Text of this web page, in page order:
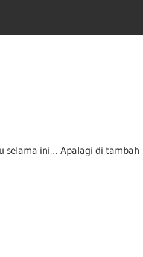
selama ini… Apalagi di tambah